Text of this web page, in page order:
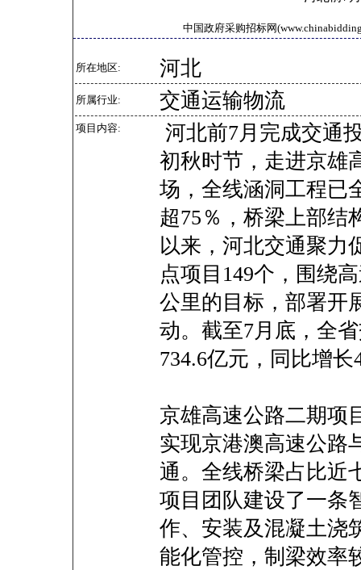
中国政府采购招标网
所在地区: 河北
所属行业: 交通运输物流
项目内容:
河北前7月完成交通
初秋时节，走进京雄
场，全线涵洞工程已
超75％，桥梁上部结
以来，河北交通聚力
点项目149个，围绕
公里的目标，部署开
动。截至7月底，全
734.6亿元，同比增长
京雄高速公路二期项
实现京港澳高速公路
通。全线桥梁占比近
项目团队建设了一条
作、安装及混凝土浇
能化管控，制梁效率